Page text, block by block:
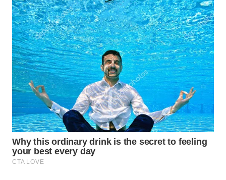
LAPAK
WAHANA
Wahana
Network
KONSUMEN
LISTRIK
MASYARAKAT
KELISTRIKAN